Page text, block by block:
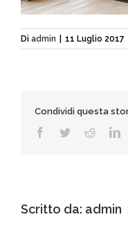
Di admin 11 Luglio 2017
Condividi questa
Facebook
TwitterReddit
Scritto da: admin